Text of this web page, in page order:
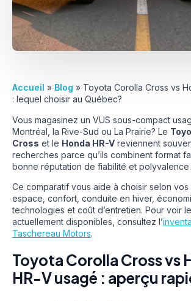
Accueil » Blog » Toyota Corolla Cross vs
: lequel choisir au Québec?
Vous magasinez un VUS sous-compact
Montréal, la Rive-Sud ou La Prairie? Le
Cross et le Honda HR-V reviennent
recherches parce qu’ils combinent format
bonne réputation de fiabilité et polyvalence
Ce comparatif vous aide à choisir selon vos
espace, confort, conduite en hiver,
technologies et coût d’entretien. Pour voir
actuellement disponibles, consultez l’
Taschereau Motors.
Toyota Corolla Cross vs
HR-V usagé : aperçu